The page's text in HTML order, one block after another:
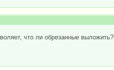
что ли обрезанные выложить?